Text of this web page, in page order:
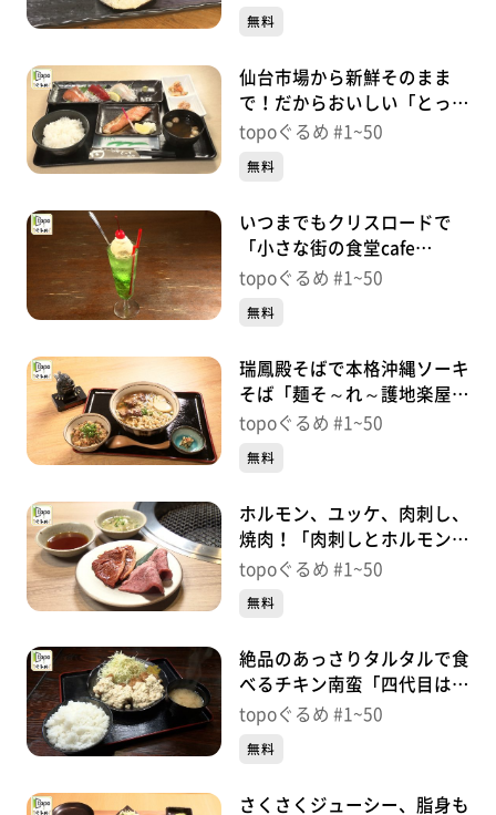
無料
仙台市場から新鮮そのまま
で！だからおいしい「とっと
めしや」（若林区大和町）＃
topoぐるめ #1~50
無料
いつまでもクリスロードで
「小さな街の食堂cafe
MISTY」（青葉区中央）＃
topoぐるめ #1~50
無料
瑞鳳殿そばで本格沖縄ソーキ
そば「麺そ～れ～護地楽屋」
（青葉区霊屋下）＃
topoぐるめ #1~50
無料
ホルモン、ユッケ、肉刺し、
焼肉！「肉刺しとホルモン
トラコ」（青葉区一番町）＃
topoぐるめ #1~50
無料
絶品のあっさりタルタルで食
べるチキン南蛮「四代目はし
もとや」（青葉区二日町）＃
topoぐるめ #1~50
無料
さくさくジューシー、脂身も